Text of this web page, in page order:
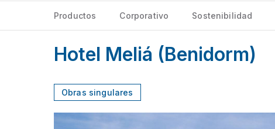
Productos Corporativo Sostenibilidad
Hotel Meliá (Benidorm)
Obras singulares